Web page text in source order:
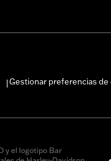
Gestionar preferencias de
y el logotipo Bar